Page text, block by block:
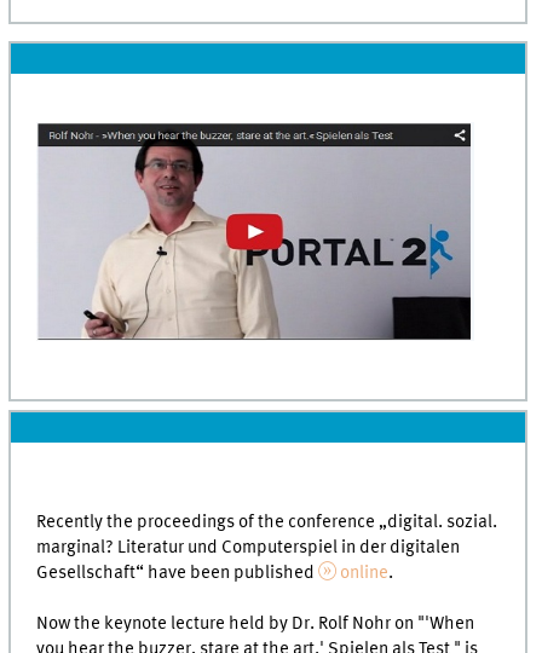
Recently the proceedings of the conference „digital. sozial.
marginal? Literatur und Computerspiel in der digitalen
Gesell­schaft“ have been published
online.
Now the keynote lecture held by Dr. Rolf Nohr on "'When
you hear the buzzer, stare at the art.' Spielen als Test " is